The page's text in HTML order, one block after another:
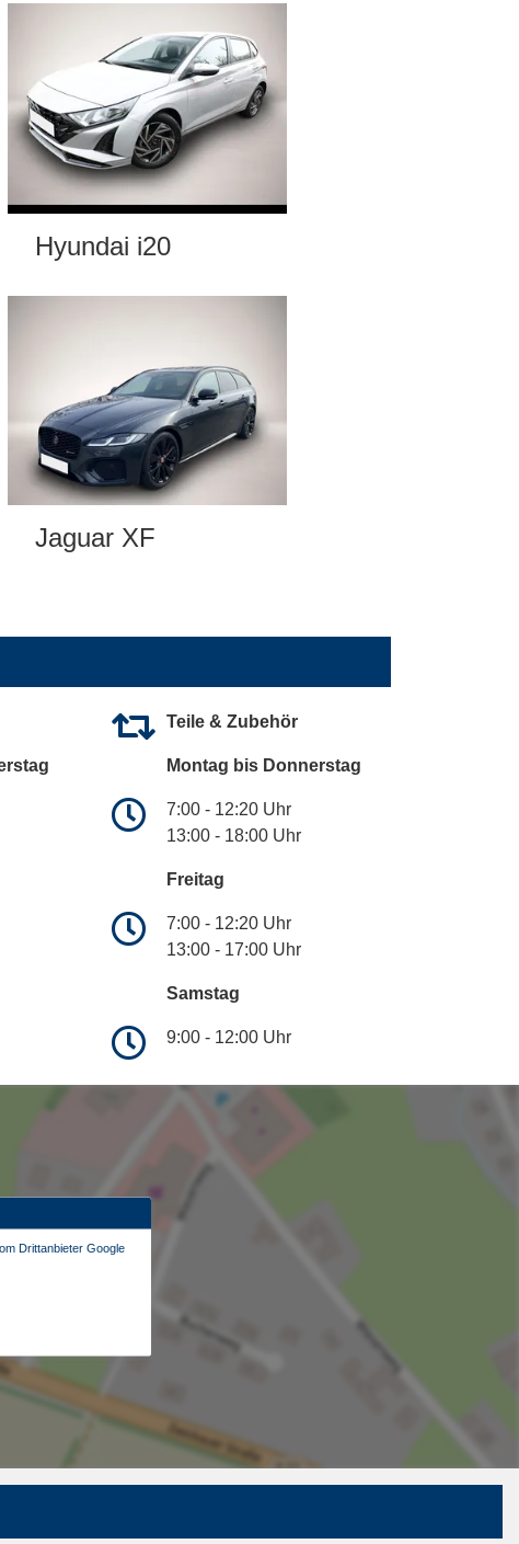
Hyundai i20
Jaguar XF
Teile & Zubehör
Montag bis Donnerstag
7:00 - 12:20 Uhr
13:00 - 18:00 Uhr
Freitag
7:00 - 12:20 Uhr
13:00 - 17:00 Uhr
Samstag
9:00 - 12:00 Uhr
Drittanbieter Google